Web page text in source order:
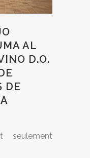
AL
D.O.
DE
seulement